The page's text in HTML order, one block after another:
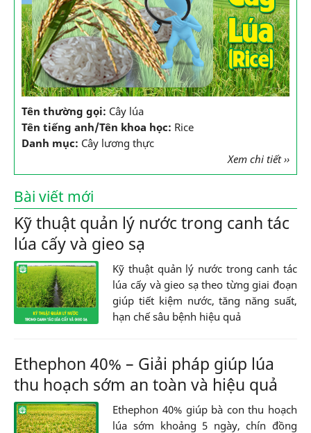
Tên thường gọi: Cây lúa
Tên tiếng anh/Tên khoa học: Rice
Danh mục: Cây lương thực
Xem chi tiết ››
Bài viết mới
Kỹ thuật quản lý nước trong canh tác
lúa cấy và gieo sạ
Kỹ thuật quản lý nước trong canh tác
lúa cấy và gieo sạ theo từng giai đoạn
giúp tiết kiệm nước, tăng năng suất,
hạn chế sâu bệnh hiệu quả
Ethephon 40% – Giải pháp giúp lúa
thu hoạch sớm an toàn và hiệu quả
Ethephon 40% giúp bà con thu hoạch
lúa sớm khoảng 5 ngày, chín đồng